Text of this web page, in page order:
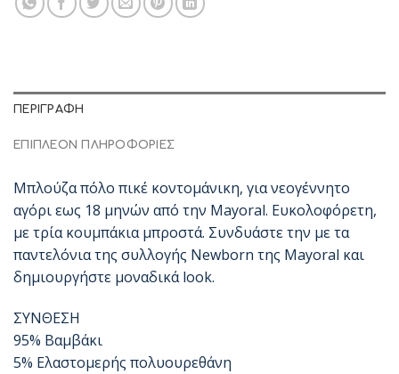
ΠΕΡΙΓΡΑΦΉ
ΕΠΙΠΛΈΟΝ ΠΛΗΡΟΦΟΡΊΕΣ
Μπλούζα πόλο πικέ κοντομάνικη, για νεογέννητο
αγόρι εως 18 μηνών από την Mayoral. Ευκολοφόρετη,
με τρία κουμπάκια μπροστά. Συνδυάστε την με τα
παντελόνια της συλλογής Newborn της Mayoral και
δημιουργήστε μοναδικά look.
ΣΥΝΘΕΣΗ
95% Βαμβάκι
5% Ελαστομερής πολυουρεθάνη